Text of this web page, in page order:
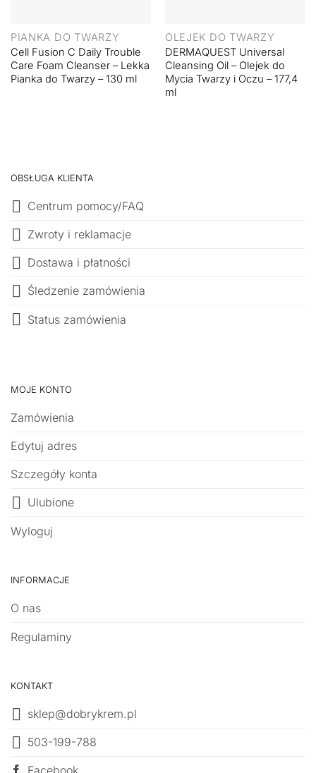
PIANKA DO TWARZY
Cell Fusion C Daily Trouble
Care Foam Cleanser – Lekka
Pianka do Twarzy – 130 ml
OLEJEK DO TWARZY
DERMAQUEST Universal
Cleansing Oil – Olejek do
Mycia Twarzy i Oczu – 177,4
ml
OBSŁUGA KLIENTA
Centrum pomocy/FAQ
Zwroty i reklamacje
Dostawa i płatności
Śledzenie zamówienia
Status zamówienia
MOJE KONTO
Zamówienia
Edytuj adres
Szczegóły konta
Ulubione
Wyloguj
INFORMACJE
O nas
Regulaminy
KONTAKT
sklep@dobrykrem.pl
503-199-788